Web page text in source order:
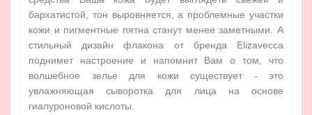
бархатистой, тон выровняется, а проблемные участки
кожи и пигментные пятна станут менее заметными. А
стильный дизайн флакона от бренда Elizavecca
поднимет настроение и напомнит Вам о том, что
волшебное зелье для кожи существует - это
увлажняющая сыворотка для лица на основе
гиалуроновой кислоты.